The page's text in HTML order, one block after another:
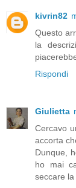
kivrin82
Questo
la
Rispondi
Giulietta
Cercavo
accorta
Dunque,
ho mai
seccare